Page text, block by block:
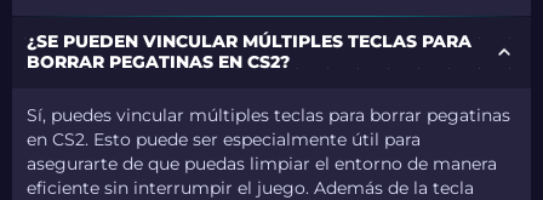
¿SE PUEDEN VINCULAR MÚLTIPLES TECLAS PARA
BORRAR PEGATINAS EN CS2?
Sí, puedes vincular múltiples teclas para borrar pegatinas
en CS2. Esto puede ser especialmente útil para
asegurarte de que puedas limpiar el entorno de manera
eficiente sin interrumpir el juego. Además de la tecla